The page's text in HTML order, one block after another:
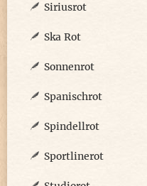
Siriusrot
Ska Rot
Sonnenrot
Spanischrot
Spindellrot
Sportlinerot